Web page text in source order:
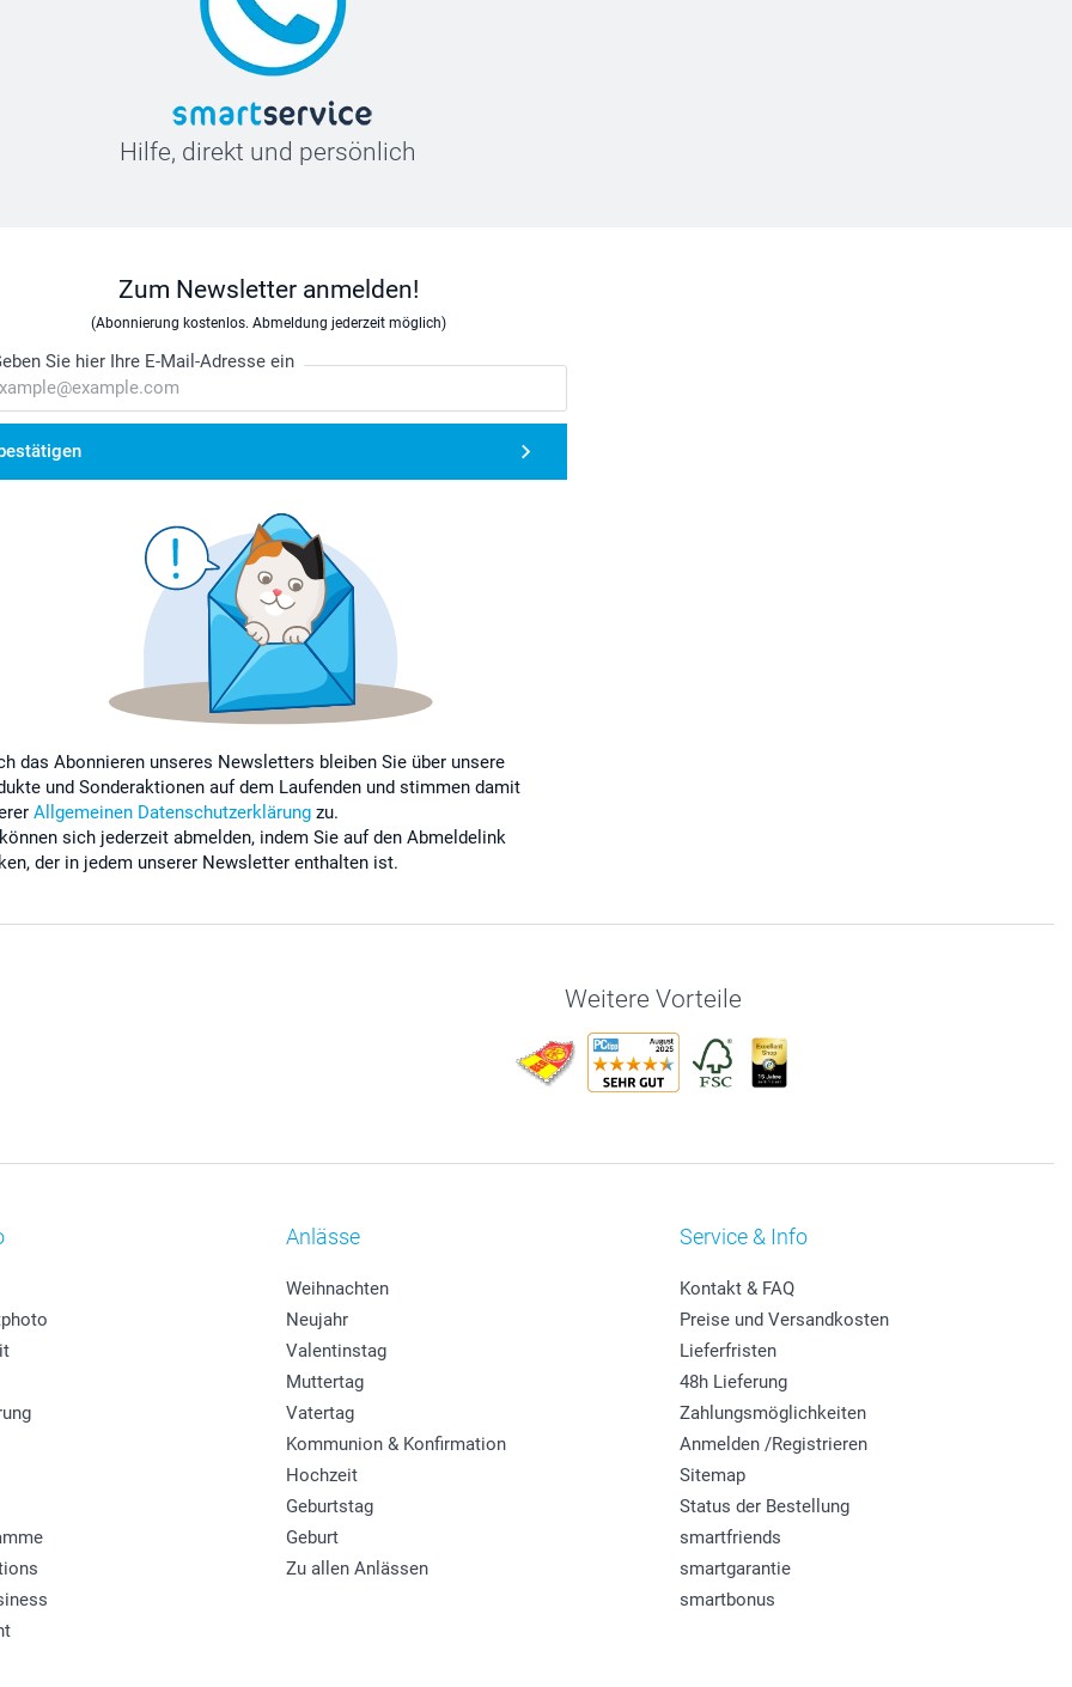
Hilfe, direkt und persönlich
Zum Newsletter anmelden!
(Abonnierung kostenlos. Abmeldung jederzeit möglich)
Sie hier Ihre E-Mail-Adresse ein
das Abonnieren unseres Newsletters bleiben Sie über unsere
und Sonderaktionen auf dem Laufenden und stimmen damit
Allgemeinen Datenschutzerklärung zu.
sich jederzeit abmelden, indem Sie auf den Abmeldelink
der in jedem unserer Newsletter enthalten ist.
Weitere Vorteile
Anlässe
Weihnachten
Neujahr
Valentinstag
Muttertag
Vatertag
Kommunion & Konfirmation
Hochzeit
Geburtstag
Geburt
Zu allen Anlässen
Service & Info
Kontakt & FAQ
Preise und Versandkosten
Lieferfristen
48h Lieferung
Zahlungsmöglichkeiten
Anmelden /Registrieren
Sitemap
Status der Bestellung
smartfriends
smartgarantie
smartbonus